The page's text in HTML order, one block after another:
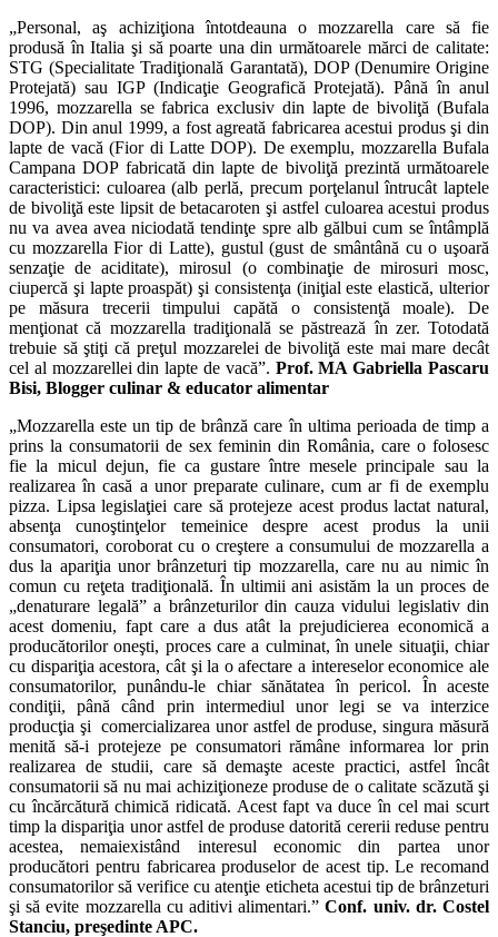
„Personal, aş achiziţiona întotdeauna o mozzarella care să fie
produsă în Italia şi să poarte una din următoarele mărci de calitate:
STG (Specialitate Tradiţională Garantată), DOP (Denumire Origine
Protejată) sau IGP (Indicaţie Geografică Protejată). Până în anul
1996, mozzarella se fabrica exclusiv din lapte de bivoliţă (Bufala
DOP). Din anul 1999, a fost agreată fabricarea acestui produs şi din
lapte de vacă (Fior di Latte DOP). De exemplu, mozzarella Bufala
Campana DOP fabricată din lapte de bivoliţă prezintă următoarele
caracteristici: culoarea (alb perlă, precum porţelanul întrucât laptele
de bivoliţă este lipsit de betacaroten şi astfel culoarea acestui produs
nu va avea avea niciodată tendinţe spre alb gălbui cum se întâmplă
cu mozzarella Fior di Latte), gustul (gust de smântână cu o uşoară
senzaţie de aciditate), mirosul (o combinaţie de mirosuri mosc,
ciupercă şi lapte proaspăt) şi consistenţa (iniţial este elastică, ulterior
pe măsura trecerii timpului capătă o consistenţă moale). De
menţionat că mozzarella tradiţională se păstrează în zer. Totodată
trebuie să ştiţi că preţul mozzarelei de bivoliţă este mai mare decât
cel al mozzarellei din lapte de vacă”. Prof. MA Gabriella Pascaru
Bisi, Blogger culinar & educator alimentar
„Mozzarella este un tip de brânză care în ultima perioada de timp a
prins la consumatorii de sex feminin din România, care o folosesc
fie la micul dejun, fie ca gustare între mesele principale sau la
realizarea în casă a unor preparate culinare, cum ar fi de exemplu
pizza. Lipsa legislaţiei care să protejeze acest produs lactat natural,
absenţa cunoştinţelor temeinice despre acest produs la unii
consumatori, coroborat cu o creştere a consumului de mozzarella a
dus la apariţia unor brânzeturi tip mozzarella, care nu au nimic în
comun cu reţeta tradiţională. În ultimii ani asistăm la un proces de
„denaturare legală” a brânzeturilor din cauza vidului legislativ din
acest domeniu, fapt care a dus atât la prejudicierea economică a
producătorilor oneşti, proces care a culminat, în unele situaţii, chiar
cu dispariţia acestora, cât şi la o afectare a intereselor economice ale
consumatorilor, punându-le chiar sănătatea în pericol. În aceste
condiţii, până când prin intermediul unor legi se va interzice
producţia şi comercializarea unor astfel de produse, singura măsură
menită să-i protejeze pe consumatori rămâne informarea lor prin
realizarea de studii, care să demaşte aceste practici, astfel încât
consumatorii să nu mai achiziţioneze produse de o calitate scăzută şi
cu încărcătură chimică ridicată. Acest fapt va duce în cel mai scurt
timp la dispariţia unor astfel de produse datorită cererii reduse pentru
acestea, nemaiexistând interesul economic din partea unor
producători pentru fabricarea produselor de acest tip. Le recomand
consumatorilor să verifice cu atenţie eticheta acestui tip de brânzeturi
şi să evite mozzarella cu aditivi alimentari.” Conf. univ. dr. Costel
Stanciu, preşedinte APC.